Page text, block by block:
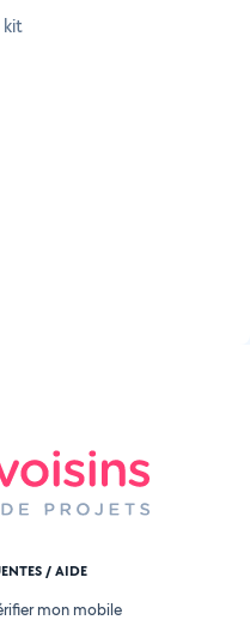
kit
/ AIDE
mon mobile